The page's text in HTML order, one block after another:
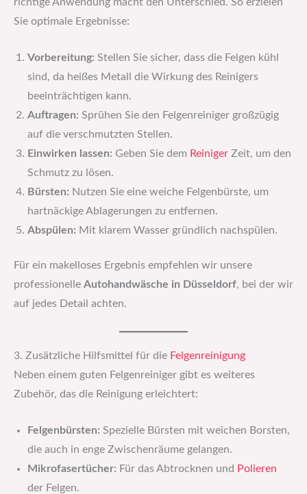
richtige Anwendung macht den Unterschied. So erzielen
Sie optimale Ergebnisse:
Vorbereitung: Stellen Sie sicher, dass die Felgen kühl
sind, da heißes Metall die Wirkung des Reinigers
beeinträchtigen kann.
Auftragen: Sprühen Sie den Felgenreiniger großzügig
auf die verschmutzten Stellen.
Einwirken lassen: Geben Sie dem Reiniger Zeit, um den
Schmutz zu lösen.
Bürsten: Nutzen Sie eine weiche Felgenbürste, um
hartnäckige Ablagerungen zu entfernen.
Abspülen: Mit klarem Wasser gründlich nachspülen.
Für ein makelloses Ergebnis empfehlen wir unsere
professionelle Autohandwäsche in Düsseldorf, bei der wir
auf jedes Detail achten.
3. Zusätzliche Hilfsmittel für die Felgenreinigung
Neben einem guten Felgenreiniger gibt es weiteres
Zubehör, das die Reinigung erleichtert:
Felgenbürsten: Spezielle Bürsten mit weichen Borsten,
die auch in enge Zwischenräume gelangen.
Mikrofasertücher: Für das Abtrocknen und Polieren
der Felgen.